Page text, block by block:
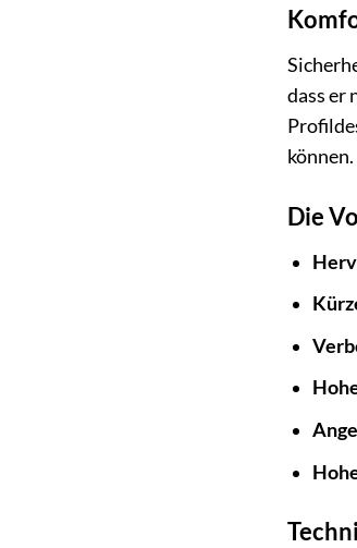
dass er
können.
Die